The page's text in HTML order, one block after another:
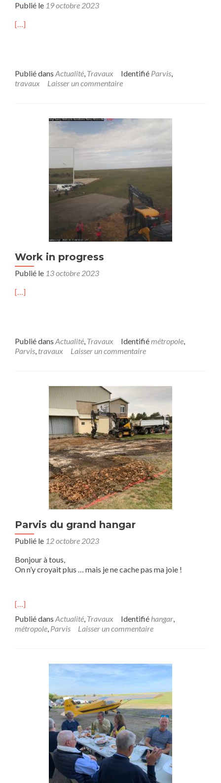
Publié le 19 octobre 2023
[…]
Publié dans Actualité, Travaux Identifié Parvis,
travaux
Laisser un commentaire
Work in progress
Publié le 13 octobre 2023
[…]
Publié dans Actualité, Travaux Identifiémétropole,
Parvis, travaux Laisser un commentaire
Parvis du grand hangar
Publié le 12 octobre 2023
Bonjour à tous,
On n’y croyait plus … mais je ne cache pas ma joie !
[…]
Publié dans Actualité, Travaux Identifié hangar,
métropole, Parvis Laisser un commentaire